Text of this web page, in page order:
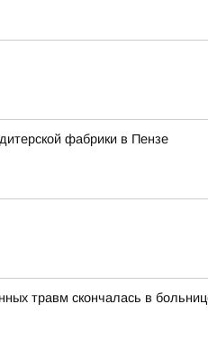
фабрики в Пензе
травм скончалась в